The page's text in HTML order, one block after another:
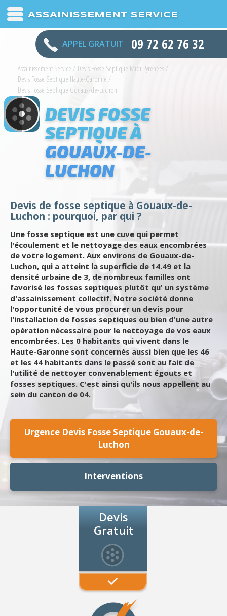
ASSAINISSEMENT SERVICE
APPEL GRATUIT 09 72 62 76 32
Assainissement Service / Devis Fosse Septique Midi-Pyrénées /
Devis Fosse Septique Haute-Garonne /
Devis Fosse Septique Gouaux-de-Luchon
DEVIS FOSSE
SEPTIQUE À
GOUAUX-DE-
LUCHON
Devis de fosse septique à Gouaux-de-
Luchon : pourquoi, par qui ?
Une fosse septique est une cuve qui permet
l'écoulement et le nettoyage des eaux encombrées
de votre logement. Aux environs de Gouaux-de-
Luchon, qui a atteint la superficie de 14.49 et la
densité urbaine de 3, de nombreux familles ont
favorisé les fosses septiques plutôt qu' un système
d'assainissement collectif. Notre société donne
l'opportunité de vous procurer un devis pour
l'installation de fosses septiques ou bien d'une autre
opération nécessaire pour le nettoyage de vos eaux
encombrées. Les 0 habitants qui vivent dans le
Haute-Garonne sont concernés aussi bien que les 46
et les 44 habitants dans le passé sont au fait de
l'utilité de nettoyer convenablement égouts et
fosses septiques. C'est ainsi qu'ils nous appellent au
sein du canton de 04.
Urgence Devis Fosse Septique Gouaux-de-
Luchon
Interventions
Devis
Gratuit